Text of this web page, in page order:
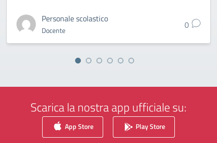
Personale scolastico
Docente 0
Scarica la nostra app ufficiale su:
App Store Play Store